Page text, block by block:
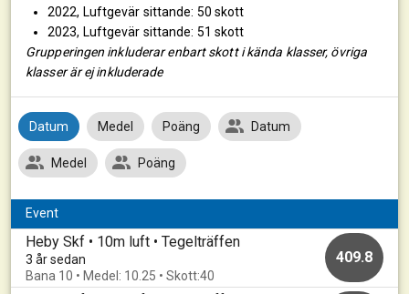
2022, Luftgevär sittande: 50 skott
2023, Luftgevär sittande: 51 skott
Grupperingen inkluderar enbart skott i kända klasser, övriga
klasser är ej inkluderade
Datum Medel Poäng Datum
Medel Poäng
Event
Heby Skf • 10m luft • Tegelträffen
3 år sedan
Bana 10 • Medel: 10.25 • Skott:40
409.8